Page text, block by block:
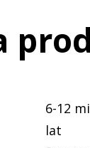
6-12
lat